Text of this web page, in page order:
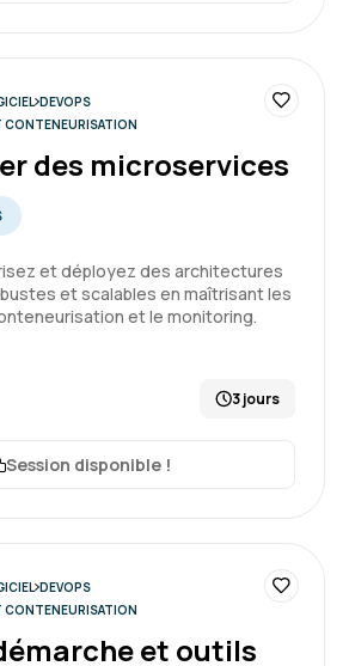
5
est très bon. Le
bon. Les collègues sont
orchestration des
théorie/pratique. Les notions
bien identifiées.
DEVOPS
des microservices
et déployez des architectures
et scalables en maîtrisant les
et le monitoring.
3 jours
Session disponible !
DEVOPS
et outils